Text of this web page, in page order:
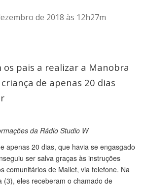
de 2018 às 12h27m
os pais a realizar a Manobra
de apenas 20 dias
da Rádio Studio W
apenas 20 dias, que havia se engasgado
ser salva graças às instruções
comunitários de Mallet, via telefone. Na
(3), eles receberam o chamado de